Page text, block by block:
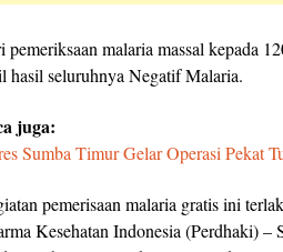
pemeriksaan malaria massal kepada
hasil seluruhnya Negatif Malaria.
juga:
Sumba Timur Gelar Operasi Pekat
pemerisaan malaria gratis ini
Kesehatan Indonesia (Perdhaki)